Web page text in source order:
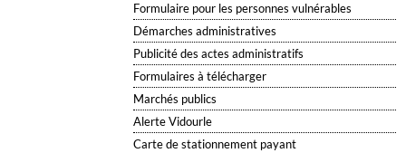
Formulaire pour les personnes vulnérables
Démarches administratives
Publicité des actes administratifs
Formulaires à télécharger
Marchés publics
Alerte Vidourle
Carte de stationnement payant